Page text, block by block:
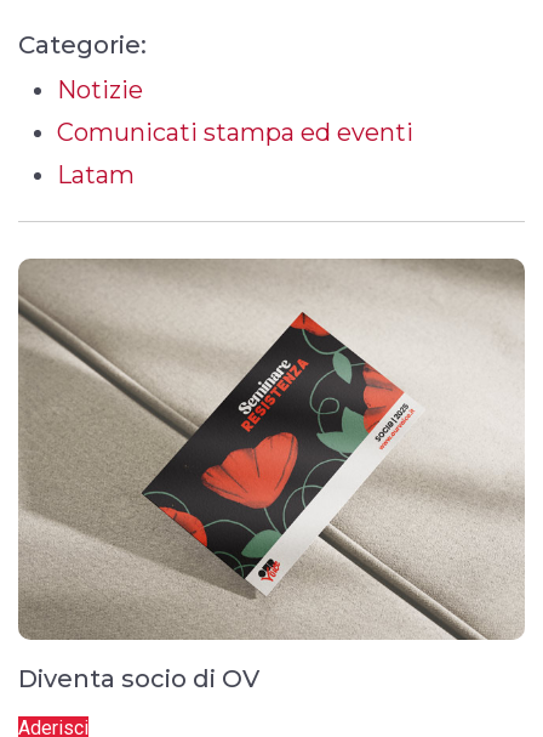
Categorie:
Notizie
Comunicati stampa ed eventi
Latam
Diventa socio di OV
Aderisci